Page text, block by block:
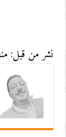
نشر من قبل: